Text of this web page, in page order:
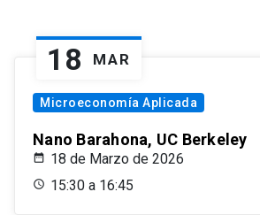
18 MAR
Microeconomía Aplicada
Nano Barahona, UC Berkeley
18 de Marzo de 2026
15:30 a 16:45